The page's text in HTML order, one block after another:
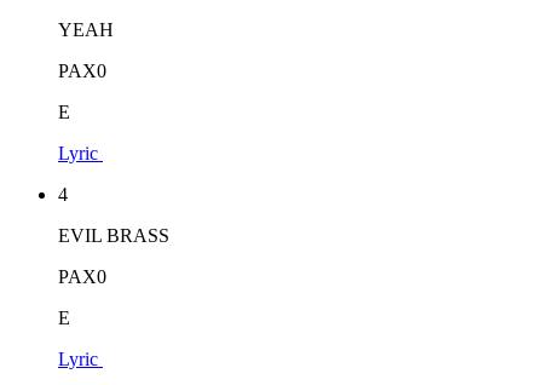
YEAH
PAX0
E
Lyric
4
EVIL BRASS
PAX0
E
Lyric